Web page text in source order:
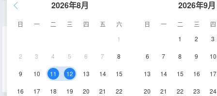
2026年8月
日 一 二 三 四 五
六
1
2 3 4 5 6 7 8
9 10 11 12 13 14 15
16 17 18 19 20 21 22
2026年9月
日 一 二 三
四
1
2 3
6 7 8 9 10
13 14 15 16 17
20 21 22 23 24